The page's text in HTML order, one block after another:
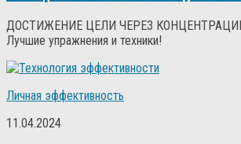
ДОСТИЖЕНИЕ ЦЕЛИ ЧЕРЕЗ
Лучшие упражнения и техники!
Личная эффективность
11.04.2024